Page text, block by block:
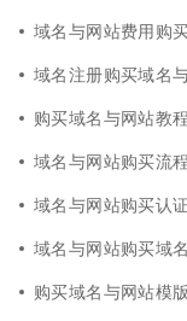
域名与网站费用购
域名注册购买域名
购买域名与网站教程
域名与网站购买流程
域名与网站购买认证
域名与网站购买域
购买域名与网站模版